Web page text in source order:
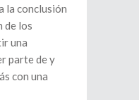
la conclusión
de los
una
parte de y
con una